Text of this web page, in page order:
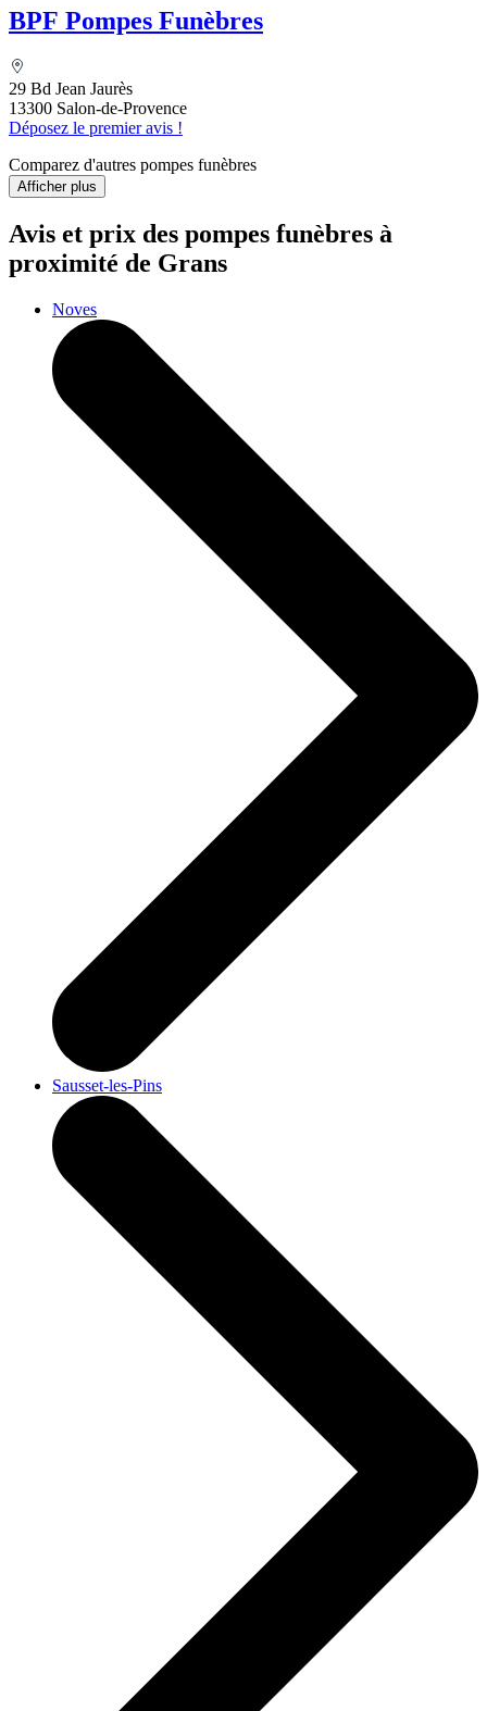
BPF Pompes Funèbres
29 Bd Jean Jaurès
13300 Salon-de-Provence
Déposez le premier avis !
Comparez d'autres pompes funèbres
Afficher plus
Avis et prix des pompes funèbres à
proximité de Grans
Noves
Sausset-les-Pins